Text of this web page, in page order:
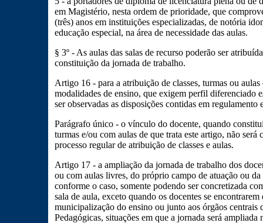
em Magistério, nesta ordem de prioridade, que
(três) anos em instituições especializadas, de notória
educação especial, na área de necessidade das aulas.
§ 3º - As aulas das salas de recurso poderão ser
constituição da jornada de trabalho.
Artigo 16 - para a atribuição de classes, turmas ou
modalidades de ensino, que exigem perfil diferenciado
ser observadas as disposições contidas em regulamento
Parágrafo único - o vínculo do docente, quando
turmas e/ou com aulas de que trata este artigo, não
processo regular de atribuição de classes e aulas.
Artigo 17 - a ampliação da jornada de trabalho dos
ou com aulas livres, do próprio campo de atuação ou
conforme o caso, somente podendo ser concretizada
sala de aula, exceto quando os docentes se
municipalização do ensino ou junto aos órgãos centrais
Pedagógicas, situações em que a jornada será